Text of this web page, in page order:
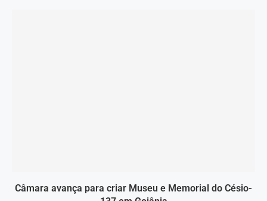
Câmara avança para criar Museu e Memorial do Césio-